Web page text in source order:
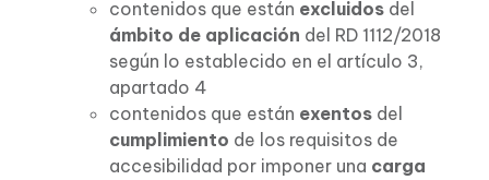
contenidos que están excluidos del
ámbito de aplicación del RD 1112/2018
según lo establecido en el artículo 3,
apartado 4
contenidos que están exentos del
cumplimiento de los requisitos de
accesibilidad por imponer una carga